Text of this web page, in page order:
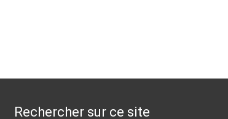
Rechercher sur ce site